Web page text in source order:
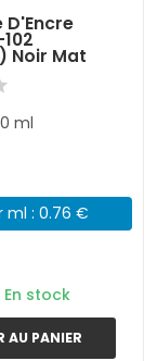
Noir Mat
ml
ml : 0.76 €
En stock
AU PANIER